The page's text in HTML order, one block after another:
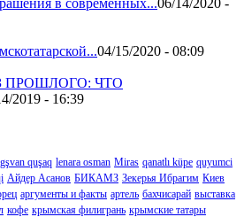
04/15/2020 - 08:09
ПРОШЛОГО: ЧТО
2019 - 16:39
quşaq lenara osman Miras qanatlı küpe quyumci
Айдер Асанов БИКАМЗ Зекерья Ибрагим Киев
аргументы и факты артель бахчисарай выставка
кофе крымская филигрань крымские татары